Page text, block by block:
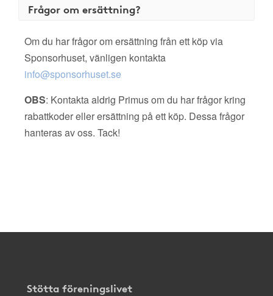
Frågor om ersättning?
Om du har frågor om ersättning från ett köp via
Sponsorhuset, vänligen kontakta
info@sponsorhuset.se
OBS: Kontakta aldrig Primus om du har frågor kring
rabattkoder eller ersättning på ett köp. Dessa frågor
hanteras av oss. Tack!
Stötta föreningslivet